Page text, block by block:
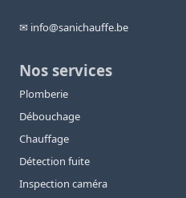
✉ info@sanichauffe.be
Nos services
Plomberie
Débouchage
Chauffage
Détection fuite
Inspection caméra